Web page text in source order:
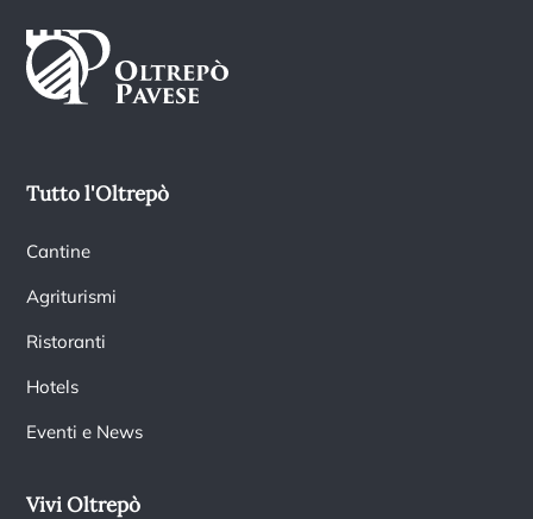
Tutto l'Oltrepò
Cantine
Agriturismi
Ristoranti
Hotels
Eventi e News
Vivi Oltrepò